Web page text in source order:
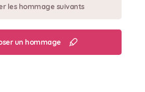
les hommage suivants
un hommage